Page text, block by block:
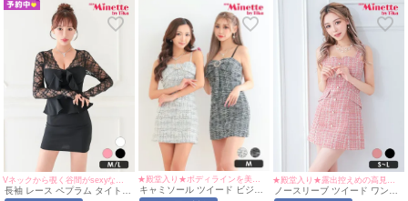
ミニなど、
夏に向けた最新トレンドドレスをどこよりも早くアップデートしています。
賢く激安で、毎日の出勤コーデを爽やかにブラッシュアップ！
韓国 ビッグサイズ
レッド
パープル
レース
XXXLサイズ XXXXLサイズ
XXXXXLサイズ
長袖 レース ペプラム タイト
キャミソール ツイード ビジュ
ノースリーブ ツイード ワンピ